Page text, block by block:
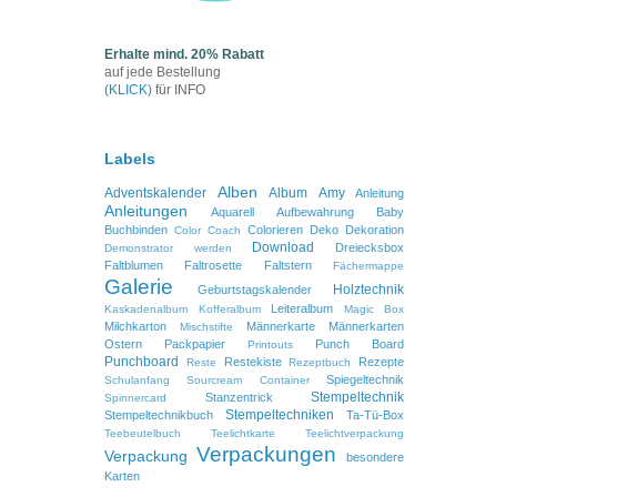
Erhalte mind. 20% Rabatt
auf jede Bestellung
(KLICK) für INFO
Labels
Adventskalender Alben Album Amy Anleitung
Anleitungen Aquarell Aufbewahrung
Baby
Buchbinden Color Coach Colorieren Deko Dekoration
Demonstrator werden Download
Dreiecksbox
Faltblumen
Faltrosette Faltstern Fächermappe
Galerie Geburtstagskalender Holztechnik
Kaskadenalbum Kofferalbum Leiteralbum Magic Box
Milchkarton Mischstifte Männerkarte
Männerkarten
Ostern
Packpapier Printouts Punch Board
Punchboard Reste Restekiste Rezeptbuch Rezepte
Schulanfang Sourcream Container Spiegeltechnik
Spinnercard Stanzentrick Stempeltechnik
Stempeltechnikbuch Stempeltechniken Ta-Tü-Box
Teebeutelbuch Teelichtkarte Teelichtverpackung
Verpackung Verpackungen
besondere
Karten